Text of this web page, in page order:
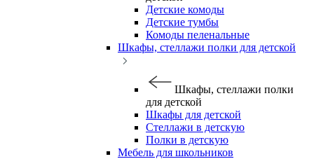
Детские комоды
Детские тумбы
Комоды пеленальные
Шкафы, стеллажи полки для детской
Шкафы, стеллажи полки
для детской
Шкафы для детской
Стеллажи в детскую
Полки в детскую
Мебель для школьников